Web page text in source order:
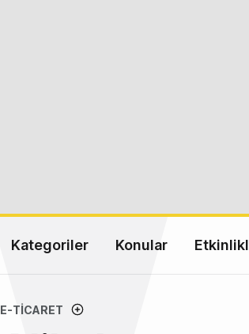
Kategoriler Konular
E-TICARET